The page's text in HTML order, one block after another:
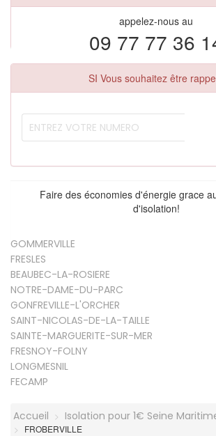
appelez-nous au
09 77 77 36
SI Vous souhaitez être
Faire des économies d'énergie grace
d'isolation!
GOMMERVILLE
FRESLES
BEAUBEC-LA-ROSIERE
NOTRE-DAME-DU-PARC
GONFREVILLE-L'ORCHER
SAINT-NICOLAS-DE-LA-TAILLE
SAINTE-MARGUERITE-SUR-MER
FRESNOY-FOLNY
LONGMESNIL
FECAMP
Accueil Isolation pour 1€ Seine
FROBERVILLE